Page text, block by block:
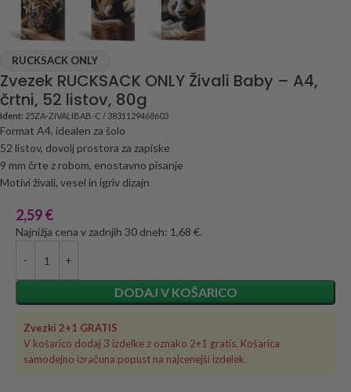
RUCKSACK ONLY
Zvezek RUCKSACK ONLY Živali Baby – A4,
črtni, 52 listov, 80g
Ident: 25ZA-ZIVALIBAB-C / 3831129468603
Format A4, idealen za šolo
52 listov, dovolj prostora za zapiske
9 mm črte z robom, enostavno pisanje
Motivi živali, vesel in igriv dizajn
2,59€
Najnižja cena v zadnjih 30 dneh: 1,68 €.
DODAJ V KOŠARICO
Zvezki 2+1 GRATIS
V košarico dodaj 3 izdelke z oznako 2+1 gratis. Košarica
samodejno izračuna popust na najcenejši izdelek.